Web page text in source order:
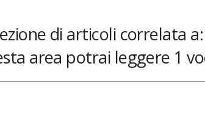
di articoli correlata
area potrai leggere 1